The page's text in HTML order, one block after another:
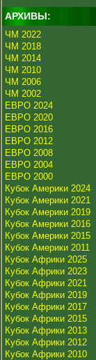
АРХИВЫ:
ЧМ 2022
ЧМ 2018
ЧМ 2014
ЧМ 2010
ЧМ 2006
ЧМ 2002
ЕВРО 2024
ЕВРО 2020
ЕВРО 2016
ЕВРО 2012
ЕВРО 2008
ЕВРО 2004
ЕВРО 2000
Кубок Америки 2024
Кубок Америки 2021
Кубок Америки 2019
Кубок Америки 2016
Кубок Америки 2015
Кубок Америки 2011
Кубок Африки 2025
Кубок Африки 2023
Кубок Африки 2021
Кубок Африки 2019
Кубок Африки 2017
Кубок Африки 2015
Кубок Африки 2013
Кубок Африки 2012
Кубок Африки 2010